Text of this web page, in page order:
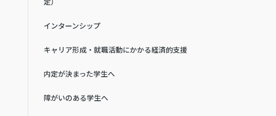
インターンシップ
キャリア形成・就職活動にかかる経済的支援
内定が決まった学生へ
障がいのある学生へ